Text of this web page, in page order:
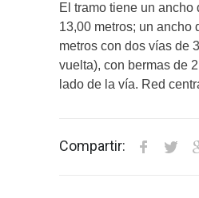
El tramo tiene un ancho
13,00 metros; un ancho
metros con dos vías de
vuelta), con bermas de
lado de la vía. Red
Compartir: